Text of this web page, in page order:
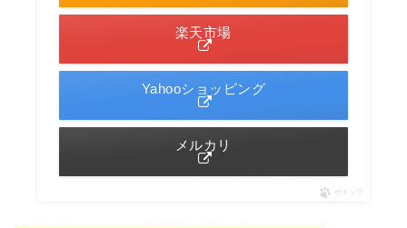
楽天市場
Yahooショッピング
メルカリ
ポチップ